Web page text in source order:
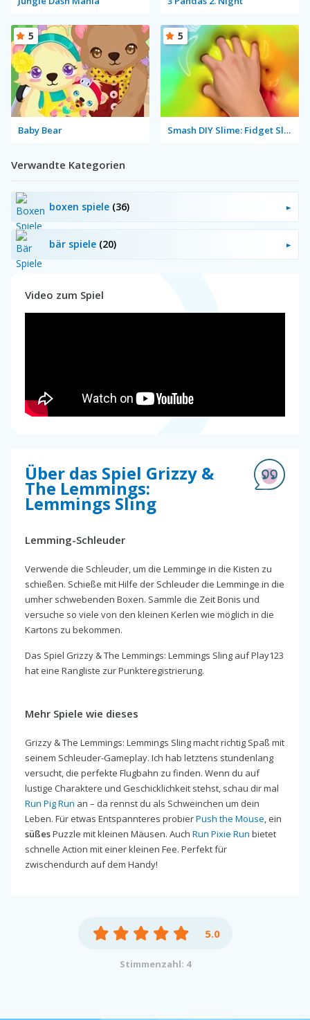
Baby Bear
5
Smash DIY Slime: Fidget Slimy
5
Verwandte Kategorien
boxen spiele (36)
bär spiele (20)
Video zum Spiel
Über das Spiel Grizzy &
The Lemmings:
Lemmings Sling
Lemming-Schleuder
Verwende die Schleuder, um die Lemminge in die Kisten zu
schießen. Schieße mit Hilfe der Schleuder die Lemminge in die
umher schwebenden Boxen. Sammle die Zeit Bonis und
versuche so viele von den kleinen Kerlen wie möglich in die
Kartons zu bekommen.
Das Spiel Grizzy & The Lemmings: Lemmings Sling auf Play123
hat eine Rangliste zur Punkteregistrierung.
Mehr Spiele wie dieses
Grizzy & The Lemmings: Lemmings Sling macht richtig Spaß mit
seinem Schleuder-Gameplay. Ich hab letztens stundenlang
versucht, die perfekte Flugbahn zu finden. Wenn du auf
lustige Charaktere und Geschicklichkeit stehst, schau dir mal
Run Pig Run an – da rennst du als Schweinchen um dein
Leben. Für etwas Entspannteres probierPush the Mouse, ein
süßesPuzzle mit kleinen Mäusen. Auch Run Pixie Run bietet
schnelle Action mit einer kleinen Fee. Perfekt für
zwischendurch auf dem Handy!
5.0
Stimmenzahl: 4